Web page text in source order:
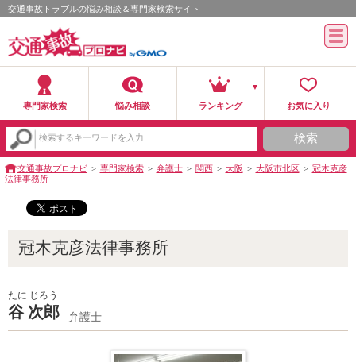
交通事故トラブルの悩み相談＆専門家検索サイト
専門家検索 悩み相談 ランキング お気に入り
検索するキーワードを入力 検索
交通事故プロナビ 専門家検索 弁護士 関西 大阪 大阪市北区
冠木克彦
法律事務所
冠木克彦法律事務所
谷 次郎
たに じろう
弁護士